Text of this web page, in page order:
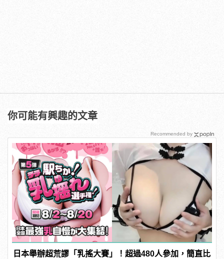
你可能有興趣的文章
日本舉辦超荒謬「乳搖大賽」！超過480人參加，簡直比
Recommended by